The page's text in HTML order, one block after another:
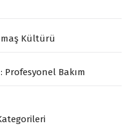
Kültürü
Bakım